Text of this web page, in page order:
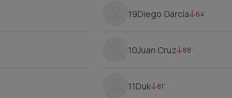
19Diego García 64'
10Juan Cruz 88'
11Duk 81'